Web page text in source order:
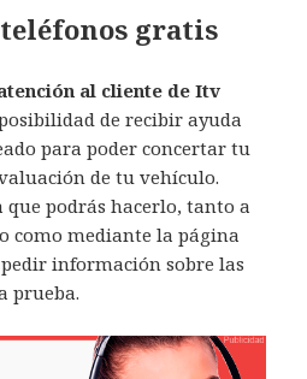
gratis
al cliente de Itv
de recibir ayuda
para poder concertar tu
de tu vehículo.
que podrás hacerlo, tanto a
como mediante la página
información sobre las
prueba.